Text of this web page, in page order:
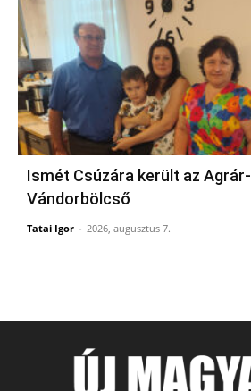
Ismét Csúzára került az Agrár-
Vándorbölcső
Tatai Igor - 2026, augusztus 7.